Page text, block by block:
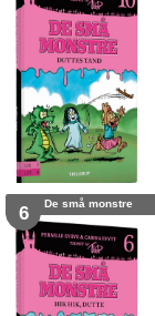
6 De små monstre